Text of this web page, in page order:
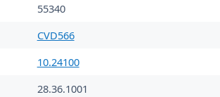
55340
CVD566
10.24100
28.36.1001